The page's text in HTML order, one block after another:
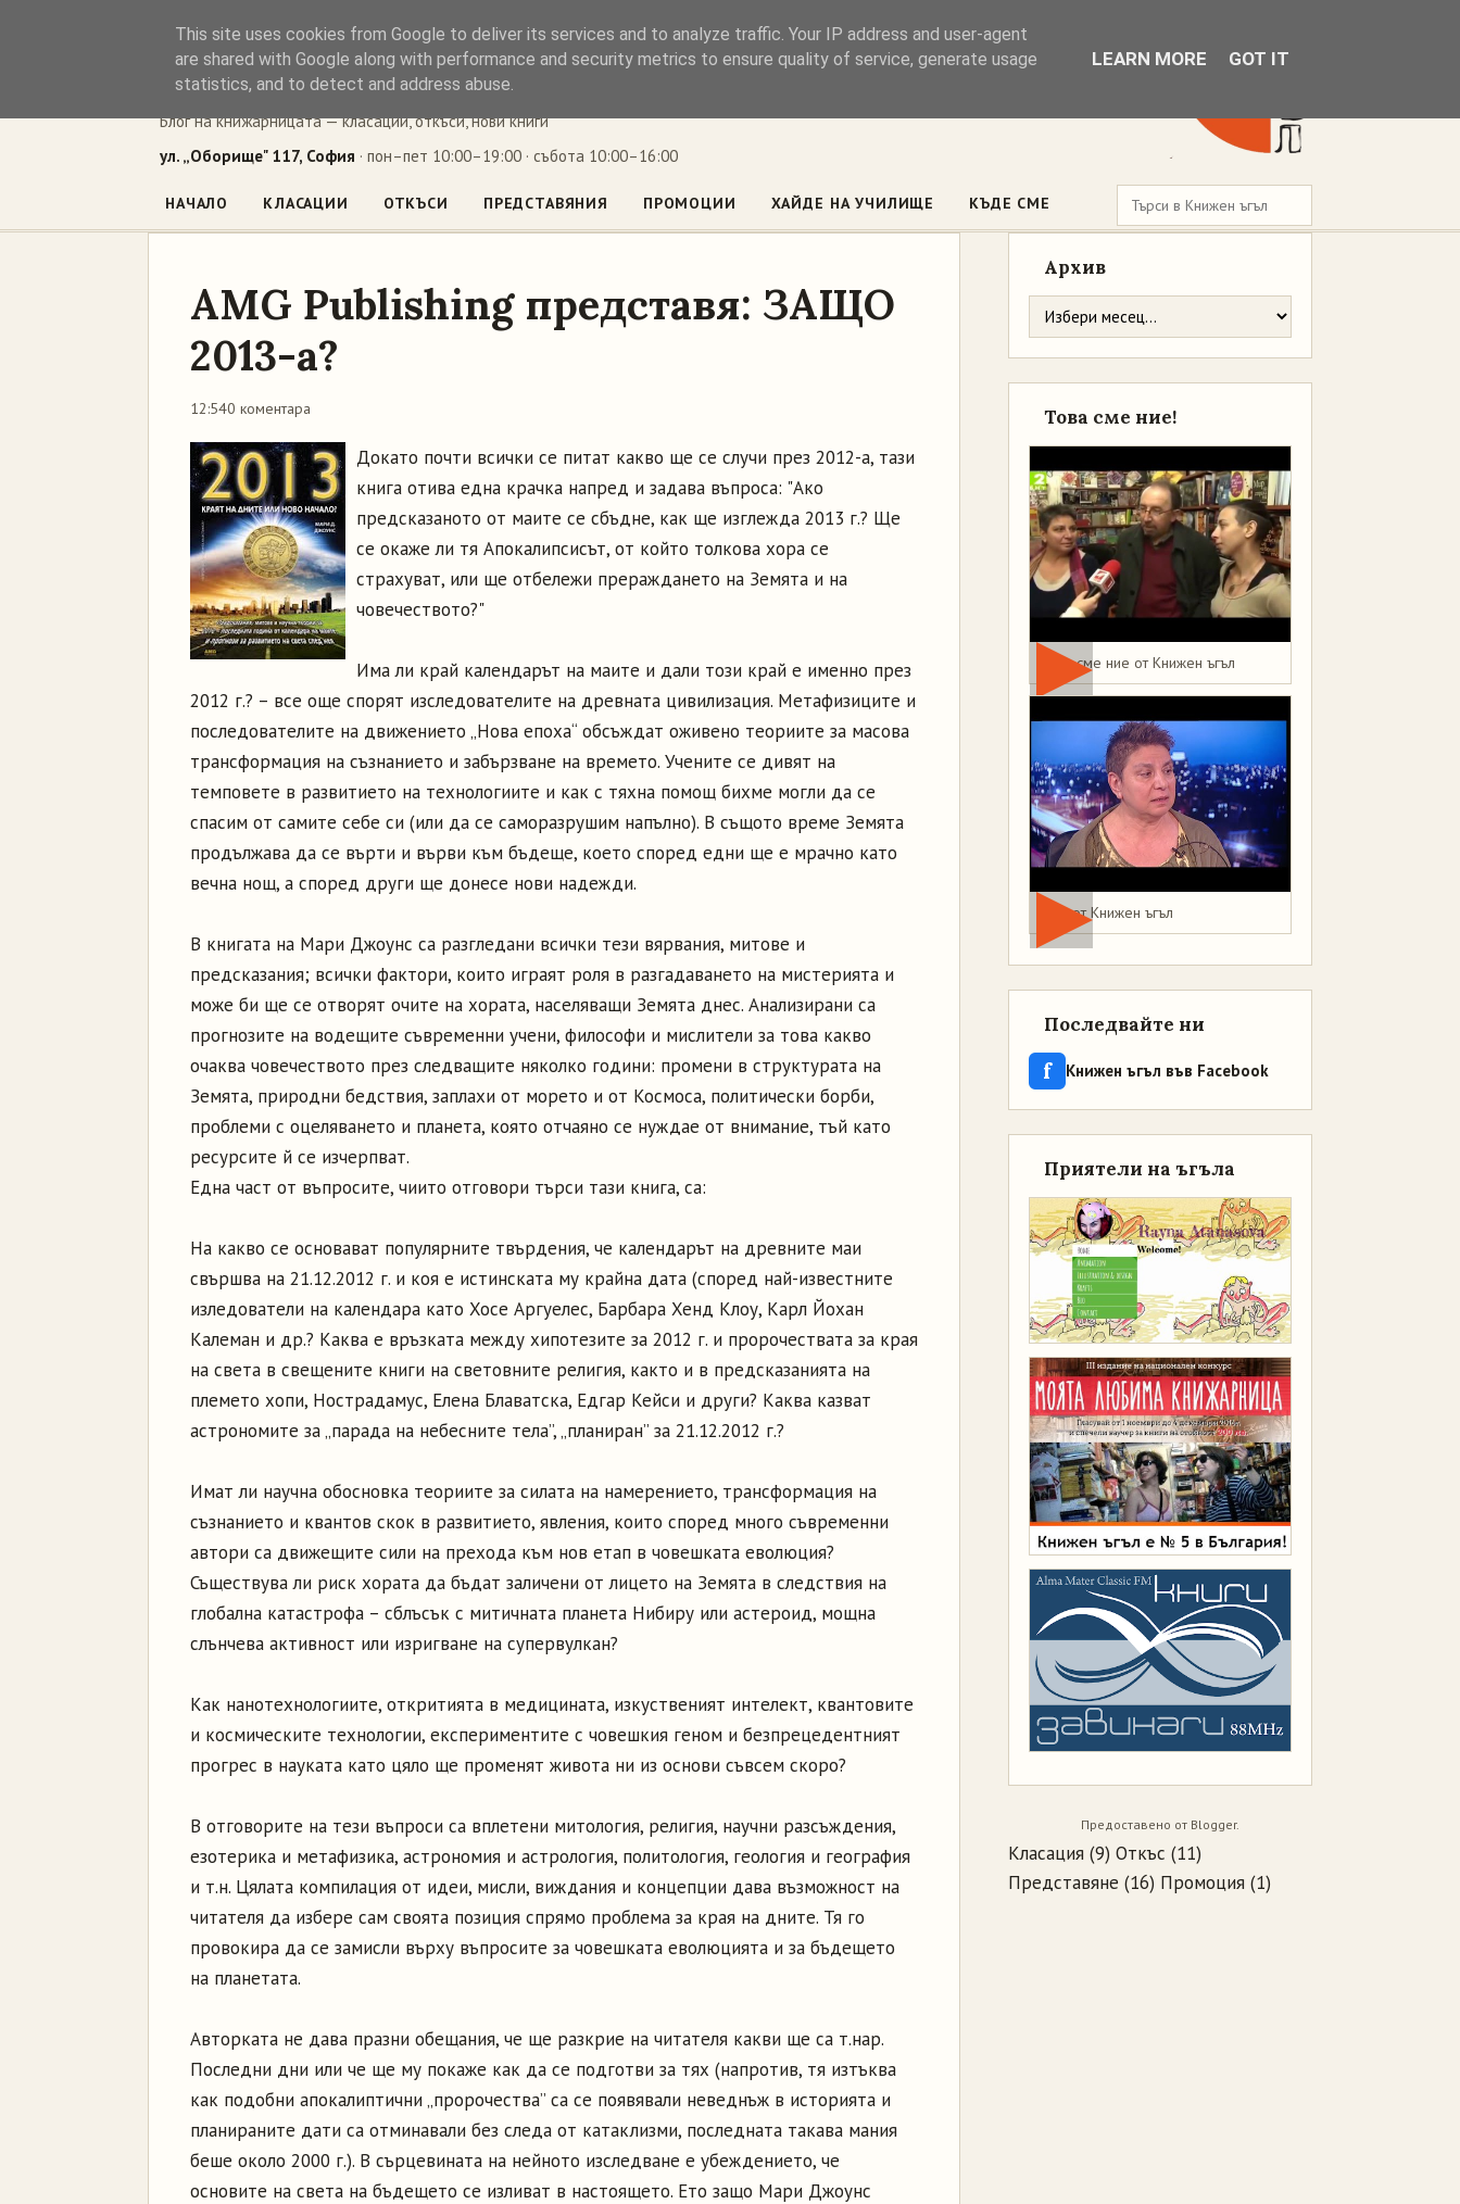
Книжен ъгъл
Блог на книжарницата — класации, откъси, нови книги
ул. „Оборище" 117, София · пон–пет 10:00–19:00 · събота 10:00–16:00
НАЧАЛО КЛАСАЦИИ ОТКЪСИ ПРЕДСТАВЯНИЯ ПРОМОЦИИ ХАЙДЕ НА УЧИЛИЩЕ КЪДЕ СМЕ
AMG Publishing представя: ЗАЩО
2013-а?
12:540 коментара
Докато почти всички се питат какво ще се случи през 2012-а, тази
книга отива една крачка напред и задава въпроса: "Ако
предсказаното от маите се сбъдне, как ще изглежда 2013 г.? Ще
се окаже ли тя Апокалипсисът, от който толкова хора се
страхуват, или ще отбележи прераждането на Земята и на
човечеството?"
Има ли край календарът на маите и дали този край е именно през
2012 г.? – все още спорят изследователите на древната цивилизация. Метафизиците и
последователите на движението „Нова епоха“ обсъждат оживено теориите за масова
трансформация на съзнанието и забързване на времето. Учените се дивят на
темповете в развитието на технологиите и как с тяхна помощ бихме могли да се
спасим от самите себе си (или да се саморазрушим напълно). В същото време Земята
продължава да се върти и върви към бъдеще, което според едни ще е мрачно като
вечна нощ, а според други ще донесе нови надежди.
В книгата на Мари Джоунс са разгледани всички тези вярвания, митове и
предсказания; всички фактори, които играят роля в разгадаването на мистерията и
може би ще се отворят очите на хората, населяващи Земята днес. Анализирани са
прогнозите на водещите съвременни учени, философи и мислители за това какво
очаква човечеството през следващите няколко години: промени в структурата на
Земята, природни бедствия, заплахи от морето и от Космоса, политически борби,
проблеми с оцеляването и планета, която отчаяно се нуждае от внимание, тъй като
ресурсите й се изчерпват.
Една част от въпросите, чиито отговори търси тази книга, са:
На какво се основават популярните твърдения, че календарът на древните маи
свършва на 21.12.2012 г. и коя е истинската му крайна дата (според най-известните
изледователи на календара като Хосе Аргуелес, Барбара Хенд Клоу, Карл Йохан
Калеман и др.? Каква е връзката между хипотезите за 2012 г. и пророчествата за края
на света в свещените книги на световните религия, както и в предсказанията на
племето хопи, Нострадамус, Елена Блаватска, Едгар Кейси и други? Каква казват
астрономите за „парада на небесните тела”, „планиран” за 21.12.2012 г.?
Имат ли научна обосновка теориите за силата на намерението, трансформация на
съзнанието и квантов скок в развитието, явления, които според много съвременни
автори са движещите сили на прехода към нов етап в човешката еволюция?
Съществува ли риск хората да бъдат заличени от лицето на Земята в следствия на
глобална катастрофа – сблъсък с митичната планета Нибиру или астероид, мощна
слънчева активност или изригване на супервулкан?
Как нанотехнологиите, откритията в медицината, изкуственият интелект, квантовите
и космическите технологии, експериментите с човешкия геном и безпрецедентният
прогрес в науката като цяло ще променят живота ни из основи съвсем скоро?
В отговорите на тези въпроси са вплетени митология, религия, научни разсъждения,
езотерика и метафизика, астрономия и астрология, политология, геология и география
и т.н. Цялата компилация от идеи, мисли, виждания и концепции дава възможност на
читателя да избере сам своята позиция спрямо проблема за края на дните. Тя го
провокира да се замисли върху въпросите за човешката еволюцията и за бъдещето
на планетата.
Авторката не дава празни обещания, че ще разкрие на читателя какви ще са т.нар.
Последни дни или че ще му покаже как да се подготви за тях (напротив, тя изтъква
как подобни апокалиптични „пророчества” са се появявали неведнъж в историята и
планираните дати са отминавали без следа от катаклизми, последната такава мания
беше около 2000 г.). В сърцевината на нейното изследване е убеждението, че
основите на света на бъдещето се изливат в настоящето. Ето защо Мари Джоунс
Архив
Това сме ние!
Това сме ние от Книжен ъгъл
Мая от Книжен ъгъл
Последвайте ни
f Книжен ъгъл във Facebook
Приятели на ъгъла
Предоставено от Blogger.
Класация (9) Откъс (11)
Представяне (16) Промоция (1)
This site uses cookies from Google to deliver its services and to analyze traffic. Your IP address and user-agent
are shared with Google along with performance and security metrics to ensure quality of service, generate usage
statistics, and to detect and address abuse.
LEARN MORE GOT IT